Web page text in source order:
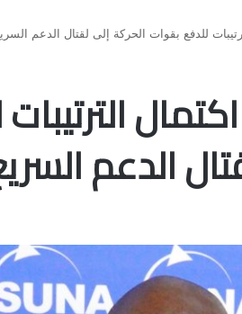
للدفع بقوات الحركة إلى لقتال الدعم
الدعم